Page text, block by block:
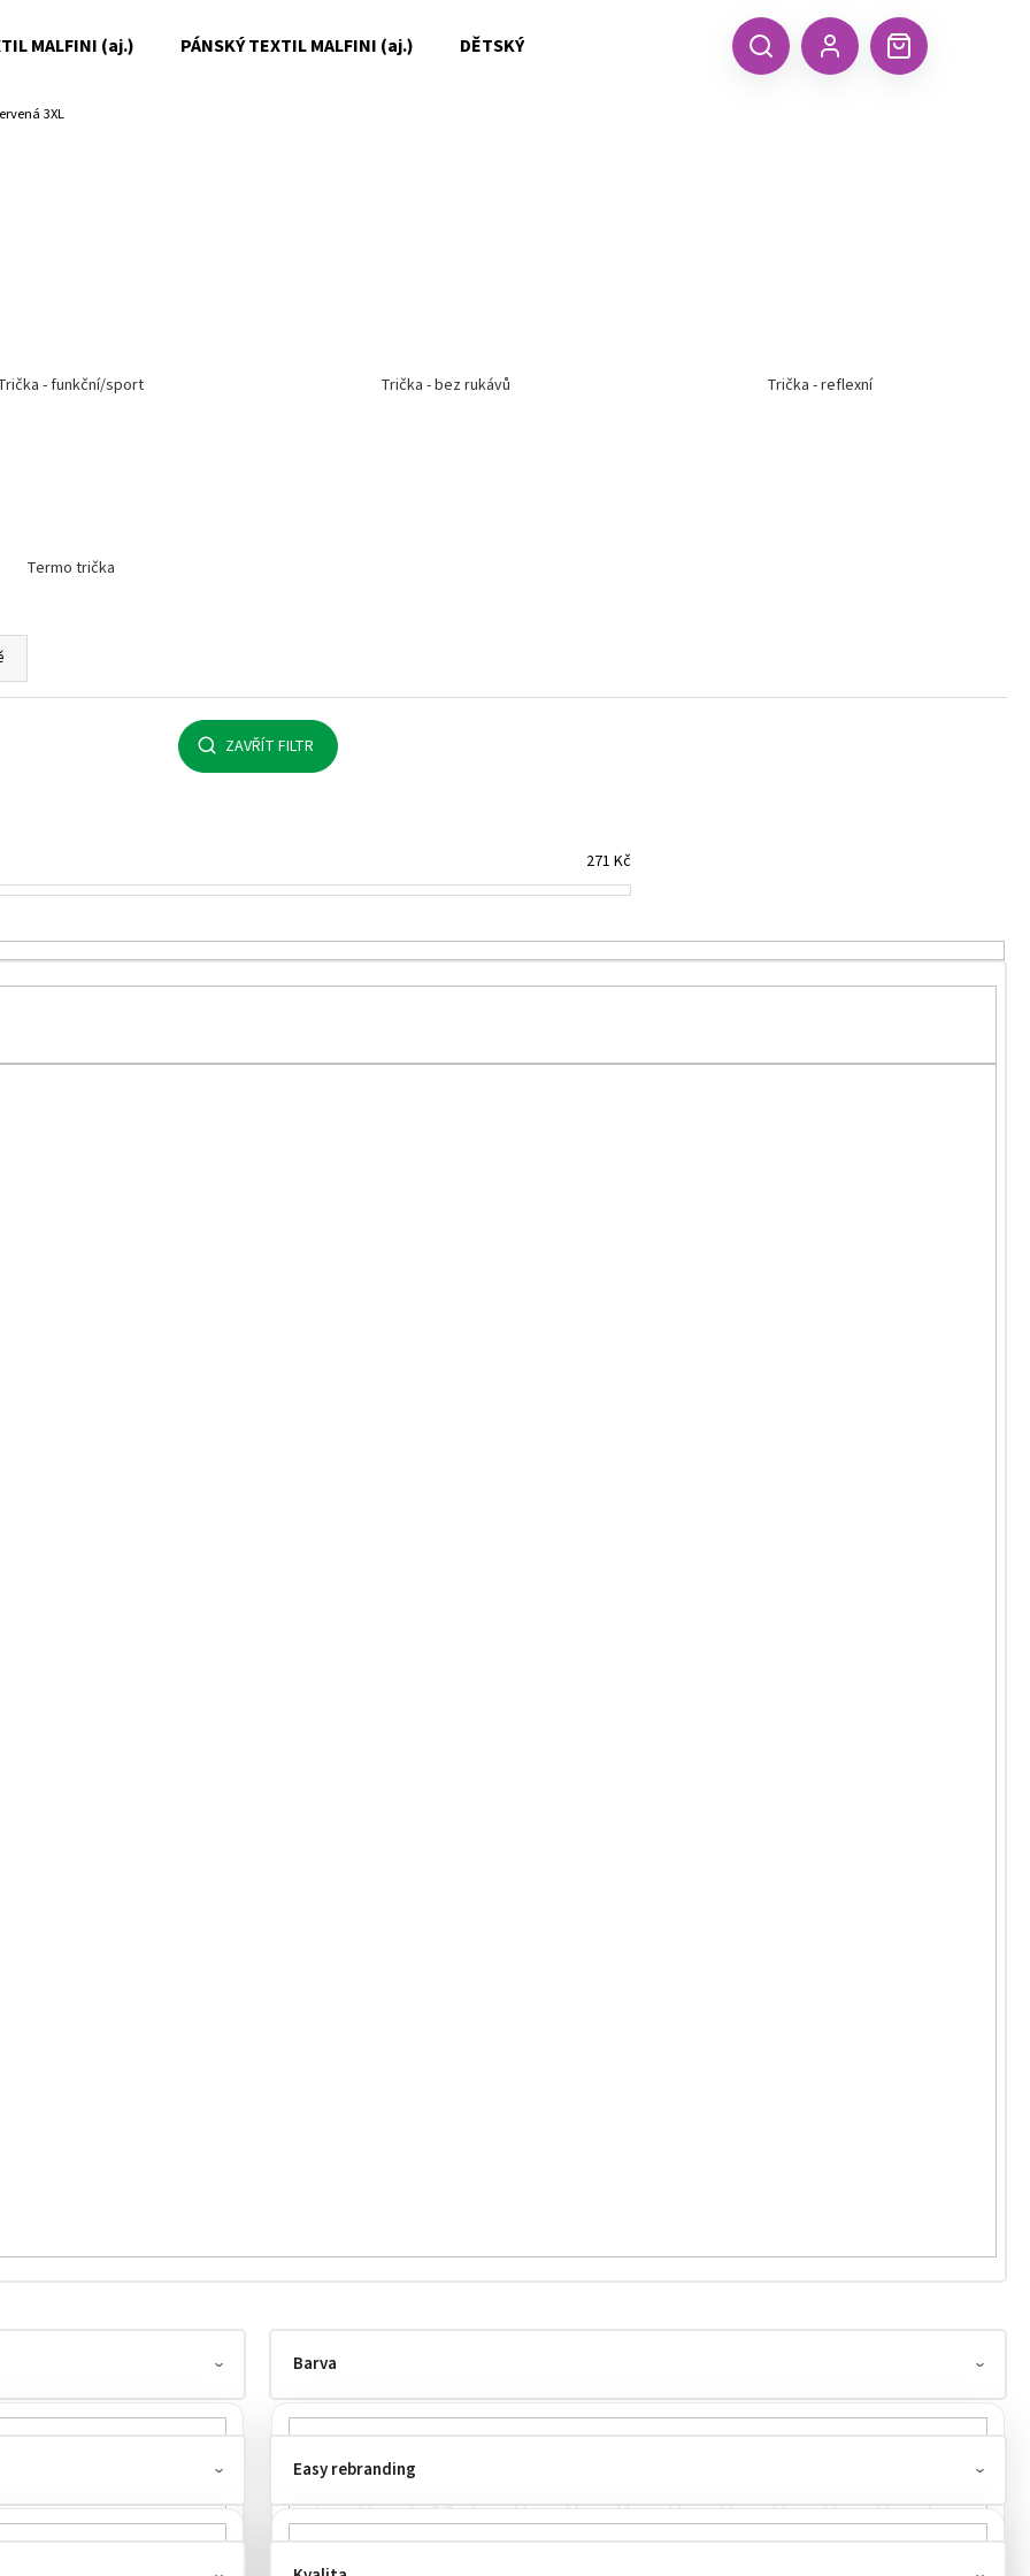
MALFINI (aj.) PÁNSKÝ TEXTIL MALFINI (aj.) DĚTSKÝ TEXTIL MALFINI (aj.) ČEPICE, KŠILTOVKY, ŠÁTKY A
Hledat Nákupní
3XL
- funkční/sport Trička - bez rukávů Trička - reflexní
Termo trička
ZAVŘÍT FILTR
271 Kč
Barva
Easy rebranding
Co potřebujete najít?
92 Kč